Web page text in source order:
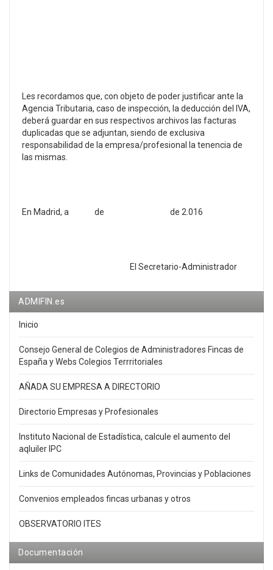
Les recordamos que, con objeto de poder justificar ante la
Agencia Tributaria, caso de inspección, la deducción del IVA,
deberá guardar en sus respectivos archivos las facturas
duplicadas que se adjuntan, siendo de exclusiva
responsabilidad de la empresa/profesional la tenencia de
las mismas.
En Madrid, a de de 2.016
El Secretario-Administrador
ADMIFIN.es
Inicio
Consejo General de Colegios de Administradores Fincas de
España y Webs Colegios Terrritoriales
AÑADA SU EMPRESA A DIRECTORIO
Directorio Empresas y Profesionales
Instituto Nacional de Estadística, calcule el aumento del
aqluiler IPC
Links de Comunidades Autónomas, Provincias y Poblaciones
Convenios empleados fincas urbanas y otros
OBSERVATORIO ITES
Documentación